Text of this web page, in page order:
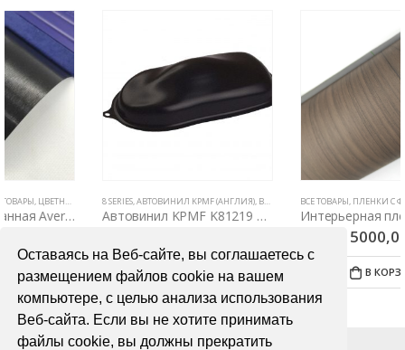
Оставаясь на Веб-сайте, вы соглашаетесь с
размещением файлов cookie на вашем
компьютере, с целью анализа использования
Веб-сайта. Если вы не хотите принимать
файлы cookie, вы должны прекратить
8 SERIES,АВТОВИНИЛ KPMF (АНГЛИЯ),ВСЕ ТОВАРЫ ,ЦВЕТНЫЕ ВИНИЛОВЫЕ ПЛЕНКИ
Автовинил KPMF K81219 черная матовая текстурированная
В КОРЗИНУ
ВСЕ ТОВАРЫ ПЛЕНКИ С ФАКТУРОЙ ДЕРЕВА И КОЖИ
Интерьерная пленка Samsung SG 5507
В КОРЗИНУ